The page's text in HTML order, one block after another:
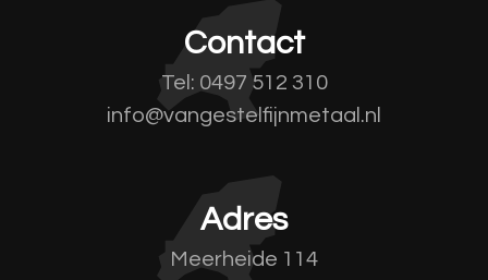
Contact
Tel: 0497 512 310
info@vangestelfijnmetaal.nl
Adres
Meerheide 114